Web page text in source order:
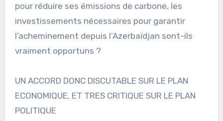
pour réduire ses émissions de carbone, les
investissements nécessaires pour garantir
l’acheminement depuis l’Azerbaïdjan sont-ils
vraiment opportuns ?
UN ACCORD DONC DISCUTABLE SUR LE PLAN
ECONOMIQUE, ET TRES CRITIQUE SUR LE PLAN
POLITIQUE